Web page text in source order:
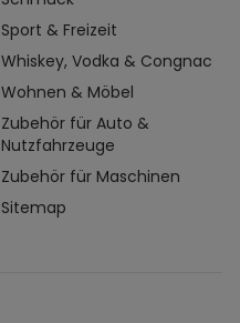
Sport & Freizeit
Whiskey, Vodka & Congnac
Wohnen & Möbel
Zubehör für Auto &
Nutzfahrzeuge
Zubehör für Maschinen
Sitemap